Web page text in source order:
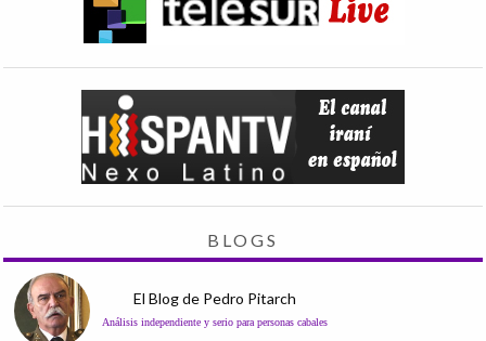
BLOGS
El Blog de Pedro Pitarch
Análisis independiente y serio para personas cabales